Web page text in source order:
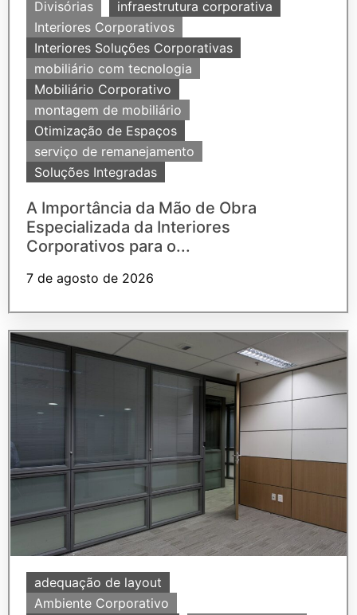
Divisórias
infraestrutura corporativa
Interiores Corporativos
Interiores Soluções Corporativas
mobiliário com tecnologia
Mobiliário Corporativo
montagem de mobiliário
Otimização de Espaços
serviço de remanejamento
Soluções Integradas
A Importância da Mão de Obra
Especializada da Interiores
Corporativos para o...
7 de agosto de 2026
adequação de layout
Ambiente Corporativo